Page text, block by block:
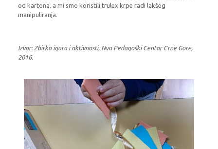
od kartona, a mi smo koristili trulex krpe radi lakšeg
manipuliranja.
Izvor: Zbirka igara i aktivnosti, Nvo Pedagoški Centar Crne Gore,
2016.